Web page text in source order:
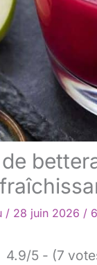
/ 28 juin 2026 /
4.9/5 - (7